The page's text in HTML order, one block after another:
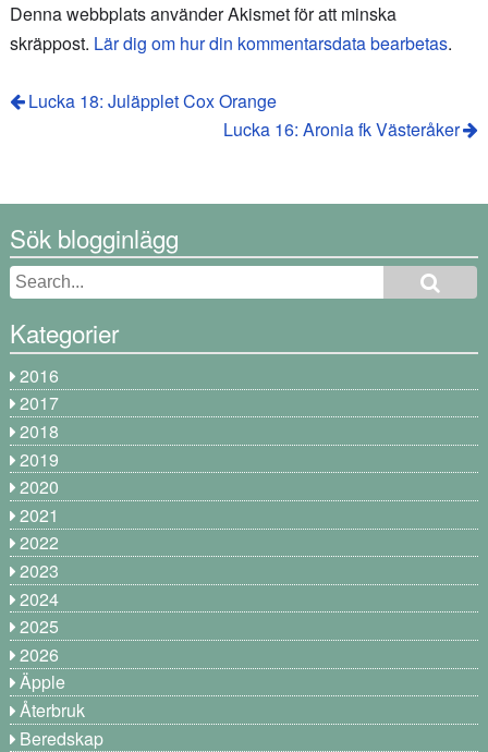
Denna webbplats använder Akismet för att minska
skräppost. Lär dig om hur din kommentarsdata bearbetas.
Lucka 18: Juläpplet Cox Orange
Lucka 16: Aronia fk Västeråker
Sök blogginlägg
Kategorier
2016
2017
2018
2019
2020
2021
2022
2023
2024
2025
2026
Äpple
Återbruk
Beredskap